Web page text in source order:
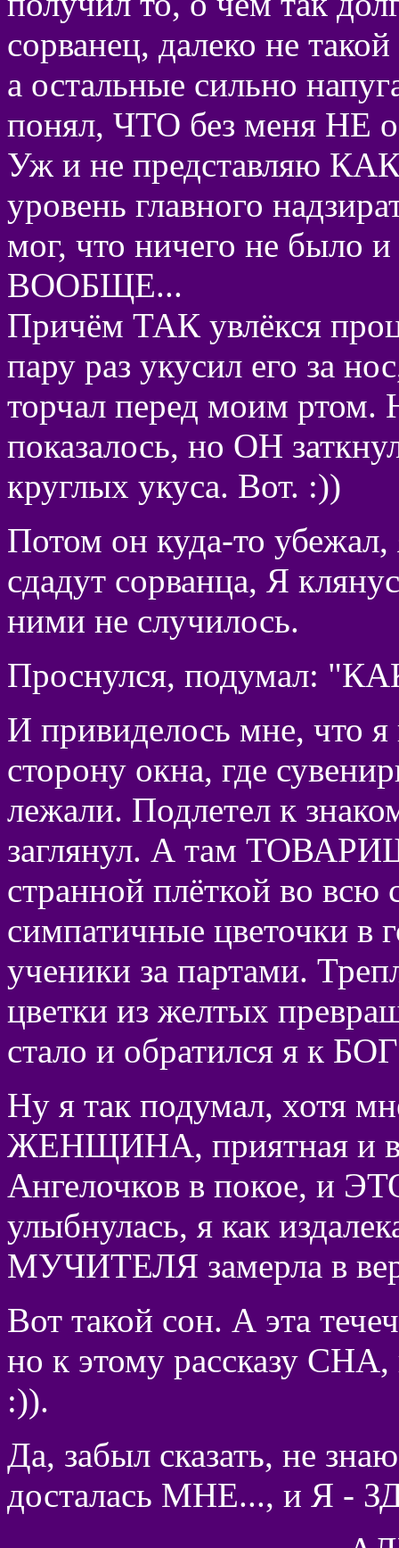
сорванец, далеко не
а остальные сильно
понял, ЧТО без меня НЕ
Уж и не представляю
уровень главного
мог, что ничего не было
ВООБЩЕ...
Причём ТАК увлёкся
пару раз укусил его за
торчал перед моим ртом.
показалось, но ОН
круглых укуса. Вот. :))
Потом он куда-то убежал,
сдадут сорванца, Я
ними не случилось.
Проснулся, подумал:
И привиделось мне, что
сторону окна, где
лежали. Подлетел к
заглянул. А там
странной плёткой во всю
симпатичные цветочки в
ученики за партами.
цветки из желтых
стало и обратился я к
Ну я так подумал, хотя
ЖЕНЩИНА, приятная и
Ангелочков в покое, и
улыбнулась, я как
МУЧИТЕЛЯ замерла в
Вот такой сон. А эта
но к этому рассказу
:)).
Да, забыл сказать, не
досталась МНЕ..., и Я -